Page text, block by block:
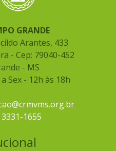
GRANDE
Arantes, 433
- Cep: 79040-452
- MS
Sex - 12h às 18h
1655